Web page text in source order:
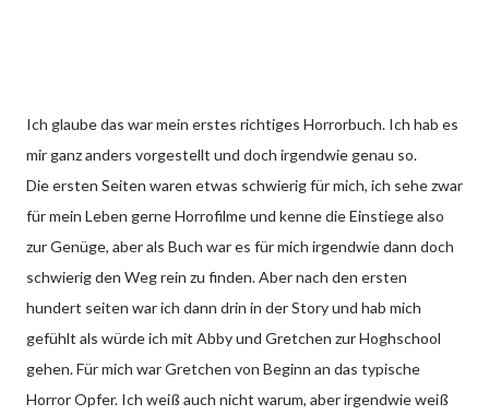
Ich glaube das war mein erstes richtiges Horrorbuch. Ich hab es
mir ganz anders vorgestellt und doch irgendwie genau so.
Die ersten Seiten waren etwas schwierig für mich, ich sehe zwar
für mein Leben gerne Horrofilme und kenne die Einstiege also
zur Genüge, aber als Buch war es für mich irgendwie dann doch
schwierig den Weg rein zu finden. Aber nach den ersten
hundert seiten war ich dann drin in der Story und hab mich
gefühlt als würde ich mit Abby und Gretchen zur Hoghschool
gehen. Für mich war Gretchen von Beginn an das typische
Horror Opfer. Ich weiß auch nicht warum, aber irgendwie weiß